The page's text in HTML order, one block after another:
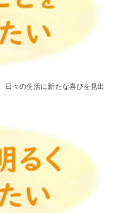
日々の生活に新たな喜びを見出